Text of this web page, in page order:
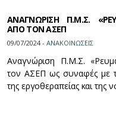
ΑΝΑΓΝΩΡΙΣΗ Π.Μ.Σ.
ΑΠΟ ΤΟΝ ΑΣΕΠ
09/07/2024 - ΑΝΑΚΟΙΝΩΣΕΙΣ
Αναγνώριση Π.Μ.Σ.
τον ΑΣΕΠ ως συναφές με
της εργοθεραπείας και της